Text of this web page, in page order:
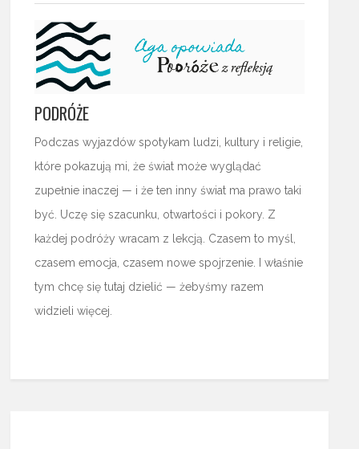
PODRÓŻE
Podczas wyjazdów spotykam ludzi, kultury i religie,
które pokazują mi, że świat może wyglądać
zupełnie inaczej — i że ten inny świat ma prawo taki
być. Uczę się szacunku, otwartości i pokory. Z
każdej podróży wracam z lekcją. Czasem to myśl,
czasem emocja, czasem nowe spojrzenie. I właśnie
tym chcę się tutaj dzielić — żebyśmy razem
widzieli więcej.